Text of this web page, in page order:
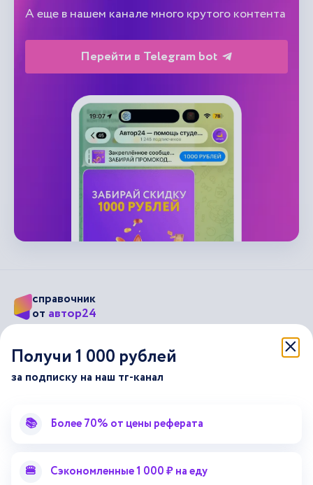
А еще в нашем канале много крутого контента
Перейти в Telegram bot
справочник
от автор24
Подписывайся на наши соц. сети
Лекторий
Справочник терминов
Последние статьи
Получи 1 000 рублей
за подписку на наш тг-канал
📚 Более 70% от цены реферата
🍔 Сэкономленные 1 000 ₽ на еду